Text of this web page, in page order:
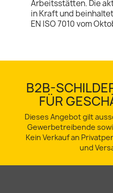
Arbeitsstätten. Die
in Kraft und
EN ISO 7010 vom
B2B-
FÜR
Dieses Angebot gilt
Gewerbetreibende
Kein Verkauf an
und